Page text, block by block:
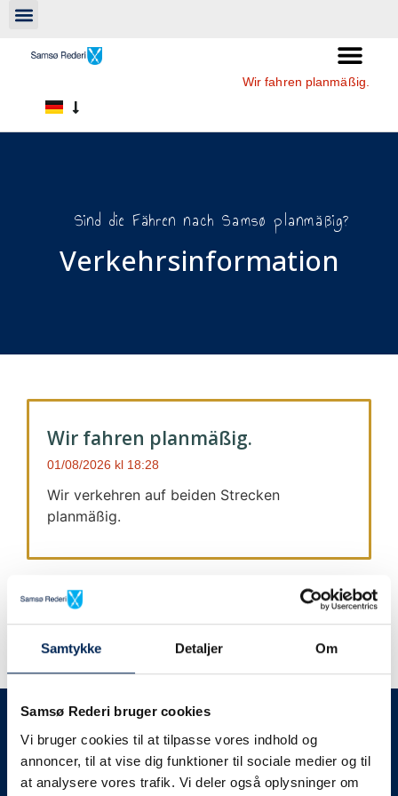
Samtykke Detaljer Om
Samsø Rederi bruger cookies
Vi bruger cookies til at tilpasse vores indhold og
annoncer, til at vise dig funktioner til sociale medier og til
at analysere vores trafik. Vi deler også oplysninger om
Wir fahren planmäßig.
Sind die Fähren nach Samsø planmäßig?
Verkehrsinformation​
Wir fahren planmäßig.
01/08/2026 18:28
Wir verkehren auf beiden Strecken
planmäßig.
Wir geben immer Bescheid
Wir werden Sie